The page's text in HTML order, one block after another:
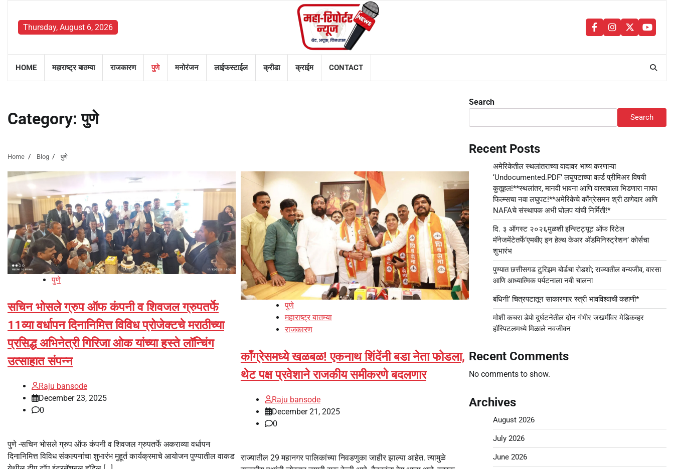
contentThursday, August 6, 2026
facebookinstagram
twitter
HOME महाराष्ट्र बातम्या राजकारण पुणे मनोरंजन लाईफस्टाईल क्रीडा क्राईम CONTACT
Category:पुणे
Home Blog पुणे
पुणे
सचिन भोसले ग्रुप ऑफ कंपनी व शिवजल ग्रुपतर्फे
11व्या वर्धापन दिनानिमित्त विविध प्रोजेक्टचे मराठीच्या
प्रसिद्ध अभिनेत्री गिरिजा ओक यांच्या हस्ते लॉन्चिंग
उत्साहात संपन्न
Raju bansode
December 23, 2025
0
पुणे -सचिन भोसले ग्रुप ऑफ कंपनी व शिवजल ग्रुपतर्फे अकराव्या वर्धापन
दिनानिमित्त विविध संकल्पनांचा शुभारंभ मुहूर्त कार्यक्रमाचे आयोजन पुण्यातील वाकड
पुणे
महाराष्ट्र बातम्या
राजकारण
काँग्रेसमध्ये खळबळ! एकनाथ शिंदेंनी बडा नेता फोडला,
थेट पक्ष प्रवेशाने राजकीय समीकरणे बदलणार
Raju bansode
December 21, 2025
0
राज्यातील 29 महानगर पालिकांच्या निवडणुका जाहीर झाल्या आहेत. त्यामुळे
Search
Search
Recent Posts
अमेरिकेतील स्थलांतराच्या वादावर भाष्य करणाऱ्या
‘Undocumented.PDF’ लघुपटाच्या वर्ल्ड प्रीमिअर विषयी
कुतूहल!**स्थलांतर, मानवी भावना आणि वास्तवाला भिडणारा नाफा
फिल्म्सचा नवा लघुपट!**अमेरिकेचे काँग्रेसमन श्री ठाणेदार आणि
NAFAचे संस्थापक अभी घोलप यांची निर्मिती!*
दि. ३ ऑगस्ट २०२६मुळशी इन्स्टिट्यूट ऑफ रिटेल
मॅनेजमेंटेतर्फे‘एमबीए इन हेल्थ केअर अ‍ॅडमिनिस्ट्रेशन’ कोर्सचा
शुभारंभ
पुण्यात छत्तीसगड टुरिझम बोर्डचा रोडशो; राज्यातील वन्यजीव, वारसा
आणि आध्यात्मिक पर्यटनाला नवी चालना
बंधिनी’ चित्रपटातून साकारणार स्त्री भावविश्वाची कहाणी*
मोशी कचरा डेपो दुर्घटनेतील दोन गंभीर जखमींवर मेडिकव्हर
हॉस्पिटलमध्ये मिळाले नवजीवन
Recent Comments
No comments to show.
Archives
August 2026
July 2026
June 2026